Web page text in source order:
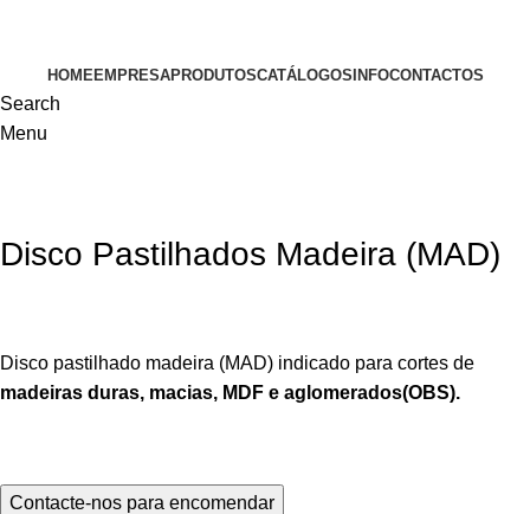
HOMEEMPRESAPRODUTOSCATÁLOGOS INFOCONTACTOS
Search
Menu
Disco Pastilhados Madeira (MAD)
Disco pastilhado madeira (MAD) indicado para cortes de
madeiras duras, macias, MDF e aglomerados(OBS).